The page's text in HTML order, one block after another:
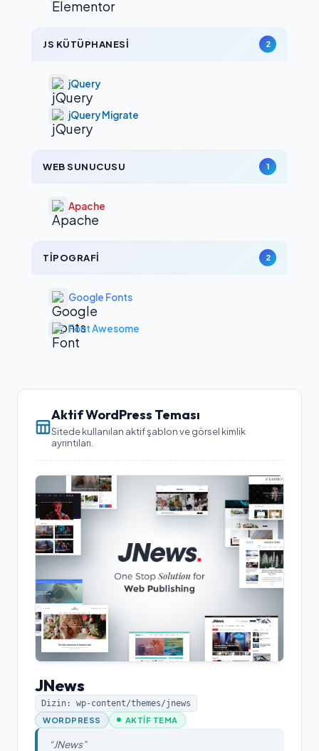
JS KÜTÜPHANESI 2
jQuery
jQuery Migrate
WEB SUNUCUSU 1
Apache
TIPOGRAFI 2
Google Fonts
Font Awesome
Aktif WordPress Teması
Sitede kullanılan aktif şablon ve görsel kimlik
ayrıntıları.
JNews
Dizin: wp-content/themes/jnews
WORDPRESS AKTIF TEMA
“JNews”